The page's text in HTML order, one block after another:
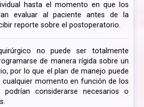
hasta el momento en que los
evaluar al paciente antes de la
reporte sobre el postoperatorio.
no puede ser totalmente
de manera rígida sobre un
por lo que el plan de manejo puede
cualquier momento en función de los
podrían considerarse necesarios o